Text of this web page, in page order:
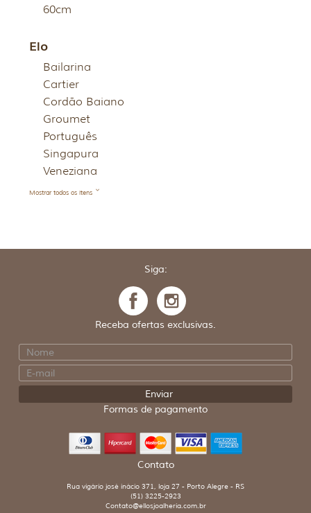
60cm
Elo
Bailarina
Cartier
Cordão Baiano
Groumet
Português
Singapura
Veneziana
Mostrar todos os itens
Siga:
Receba ofertas exclusivas.
Formas de pagamento
Contato
Rua vigário josé inácio 371, loja 27 - Porto Alegre - RS
(51) 3225-2923
Contato@ellosjoalheria.com.br